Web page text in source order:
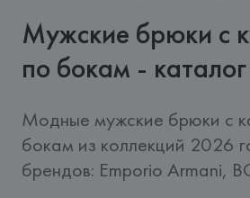
Мужские брюки с
по бокам -
Модные мужские брюки с
бокам из коллекций 2026
брендов: Emporio Armani,